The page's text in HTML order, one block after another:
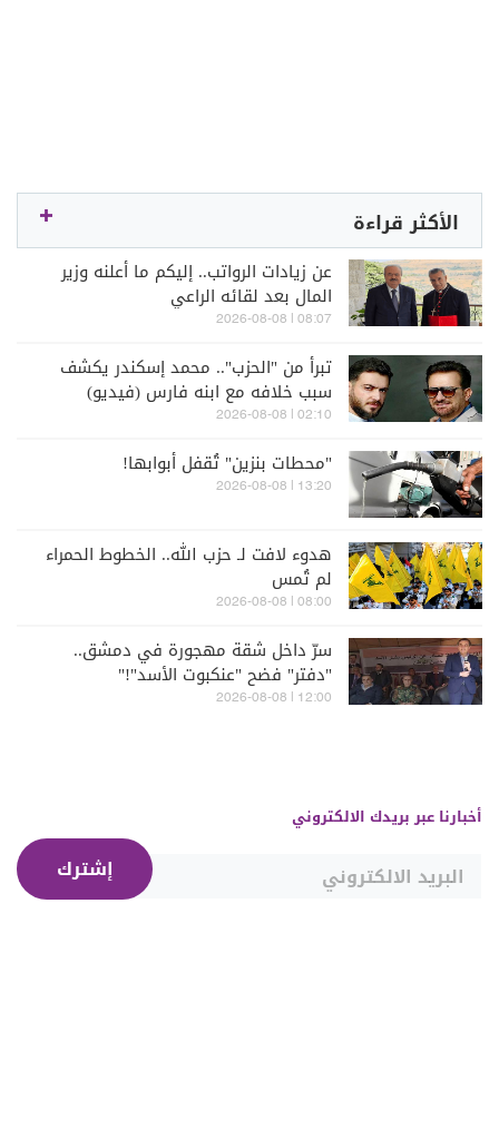
الأكثر قراءة
عن زيادات الرواتب.. إليكم ما أعلنه وزير
المال بعد لقائه الراعي
08:07 | 2026-08-08
تبرأ من "الحزب".. محمد إسكندر يكشف
سبب خلافه مع ابنه فارس (فيديو)
02:10 | 2026-08-08
"محطات بنزين" تُقفل أبوابها!
13:20 | 2026-08-08
هدوء لافت لـ حزب الله.. الخطوط الحمراء
لم تُمس
08:00 | 2026-08-08
سرّ داخل شقة مهجورة في دمشق..
"دفتر" فضح "عنكبوت الأسد"!"
12:00 | 2026-08-08
أخبارنا عبر بريدك الالكتروني
إشترك